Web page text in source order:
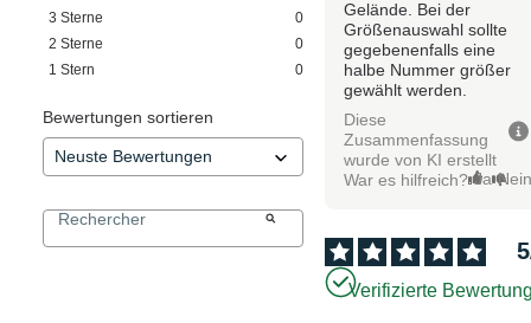
3 Sterne
0
2 Sterne
0
1 Stern 0
Bewertungen sortieren
Gelände. Bei der
Größenauswahl sollte
gegebenenfalls eine
halbe Nummer größer
gewählt werden.
Diese
Zusammenfassung
wurde von KI erstellt
War es hilfreich? Ja
5
Verifizierte